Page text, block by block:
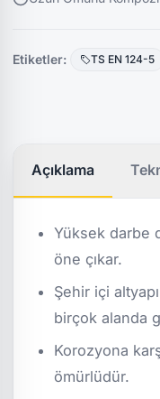
Etiketler: TS EN 124-5
Açıklama
Yüksek darbe
öne çıkar.
Şehir içi
birçok alanda
Korozyona
ömürlüdür.